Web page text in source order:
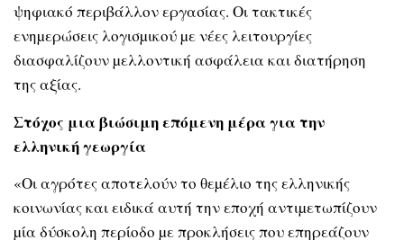
ψηφιακό περιβάλλον εργασίας. Οι τακτικές
ενηµερώσεις λογισµικού µε νέες λειτουργίες
διασφαλίζουν µελλοντική ασφάλεια και διατήρηση
της αξίας.
Στόχος μια βιώσιμη επόμενη μέρα για την
ελληνική γεωργία
«Οι αγρότες αποτελούν το θεµέλιο της ελληνικής
κοινωνίας και ειδικά αυτή την εποχή αντιµετωπίζουν
µία δύσκολη περίοδο µε προκλήσεις που επηρεάζουν